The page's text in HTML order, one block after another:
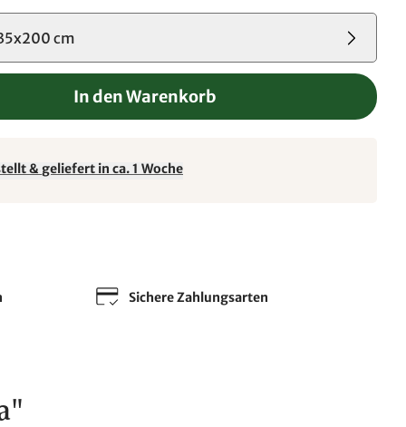
cm
In den Warenkorb
& geliefert in ca. 1 Woche
Sichere Zahlungsarten